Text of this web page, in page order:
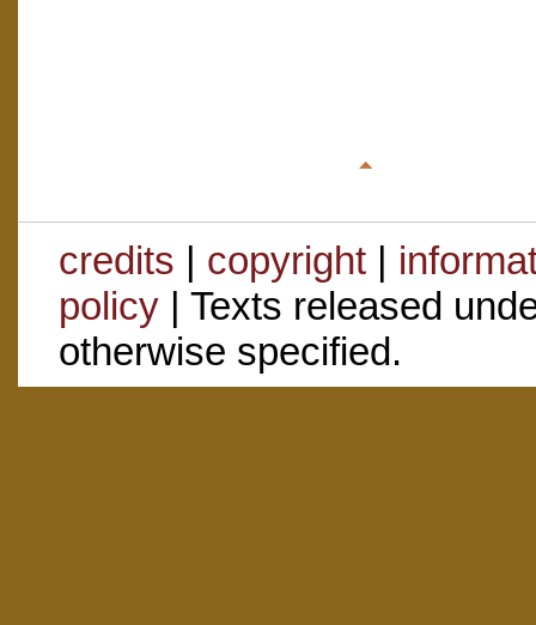
credits | copyright|
policy| Texts released
otherwise specified.